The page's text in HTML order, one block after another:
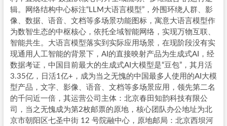
辑。网络结构中心标注“LLM大语言模型”，外围环绕人群、影
像、数据、语音、文档等多场景功能图标，寓意大语言模型作
为数智生态的中枢核心，依托全域智能网络，实现万物互联、
智能共生。大语言模型落实到实际应用场景，在现阶段没有实
现通用人工智能的背景下，AI的直接映射产品为生成式AI，经
数据考证，中国目前最大的生成式AI大模型是“豆包”，其月活
3.35亿，日活1亿+，成为当之无愧的中国最多人使用的AI大模
型产品，文字、影像、语音、文档等多场景应用，领先第二名
的千问近一倍，其运营公司主体：北京春田知韵科技有限公
司，当之无愧成为第2枚邮票的原地，核心团队办公地址为北
京市朝阳区七圣中街 12 号院融中心，原地邮局：北京西坝河